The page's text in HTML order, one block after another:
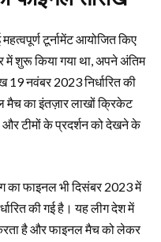
टूर्नामेंट आयोजित किए
शुरू किया गया था, अपने अंतिम
नवंबर 2023 निर्धारित की
मैच का इंतज़ार लाखों क्रिकेट
और टीमों के प्रदर्शन को देखने के
का फाइनल भी दिसंबर 2023 में
की गई है। यह लीग देश में
है और फाइनल मैच को लेकर